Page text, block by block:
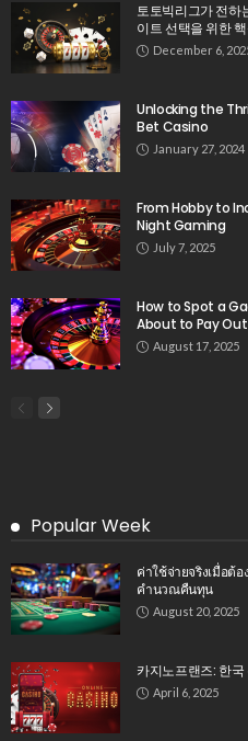
토토빅리그가 전하
이트 선택을 위한
December 6,
Unlocking the
Bet Casino
January 27, 2024
From Hobby to
Night Gaming
July 7, 2025
How to Spot a
About to Pay Out
August 17, 2025
Popular Week
ค่าใช้จ่ายจริงเมื่อต้
คำนวณคืนทุน
August 20, 2025
카지노프랜즈: 한
April 6, 2025